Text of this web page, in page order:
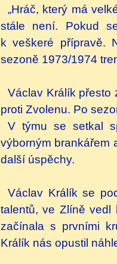
„Hráč, který má
stále není. Pokud
k veškeré přípravě.
sezoně 1973/1974
Václav Králík přesto
proti Zvolenu. Po
V týmu se setkal
výborným brankářem
další úspěchy.
Václav Králík se
talentů, ve Zlíně vedl
začínala s prvními
Králík nás opustil